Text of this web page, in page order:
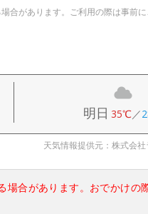
合があります。ご利用の際は事前に
明日 35℃／
天気情報提供元：株式会
合があります。おでかけの